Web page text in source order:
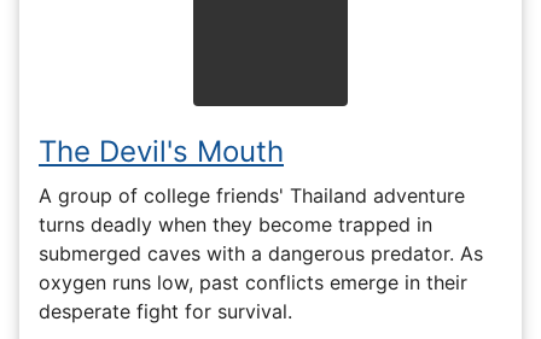
The Devil's Mouth
A group of college friends' Thailand adventure
turns deadly when they become trapped in
submerged caves with a dangerous predator. As
oxygen runs low, past conflicts emerge in their
desperate fight for survival.